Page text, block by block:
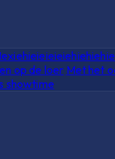
op de loer Met het
showtime